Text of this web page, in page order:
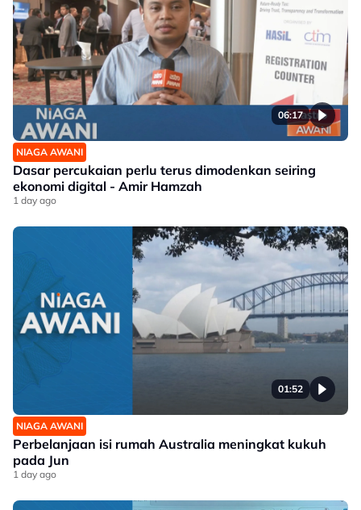
06:17
NIAGA AWANI
Dasar percukaian perlu terus dimodenkan seiring
ekonomi digital - Amir Hamzah
1 day ago
01:52
NIAGA AWANI
Perbelanjaan isi rumah Australia meningkat kukuh
pada Jun
1 day ago